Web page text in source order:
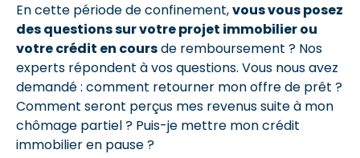
En cette période de confinement,vous vous posez
des questions sur votre projet immobilier ou
votre crédit en coursde remboursement ? Nos
experts répondent à vos questions. Vous nous avez
demandé : comment retourner mon offre de prêt ?
Comment seront perçus mes revenus suite à mon
chômage partiel ? Puis-je mettre mon crédit
immobilier en pause ?